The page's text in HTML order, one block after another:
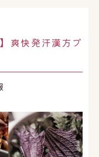
爽快発汗漢方プ